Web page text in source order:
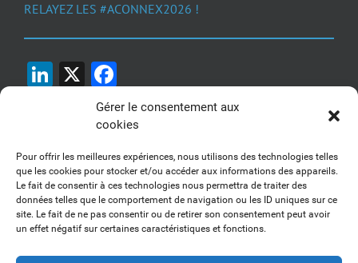
Gérer le consentement aux
cookies
Pour offrir les meilleures expériences, nous utilisons des technologies telles
que les cookies pour stocker et/ou accéder aux informations des appareils.
Le fait de consentir à ces technologies nous permettra de traiter des
données telles que le comportement de navigation ou les ID uniques sur ce
site. Le fait de ne pas consentir ou de retirer son consentement peut avoir
un effet négatif sur certaines caractéristiques et fonctions.
RELAYEZ LES #ACONNEX2026 !
LinkedIn
X
1, 2, 3... Buzzez !
Découvrez nos kits communication